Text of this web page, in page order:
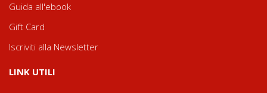
Guida all'ebook
Gift Card
Iscriviti alla Newsletter
LINK UTILI